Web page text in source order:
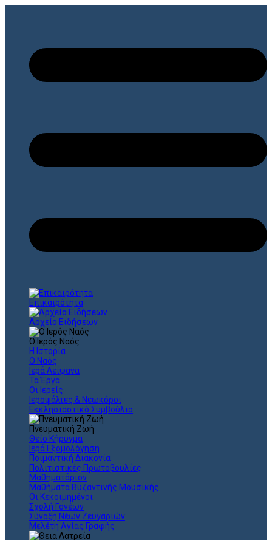
Επικαιρότητα
Αρχείο Ειδήσεων
Ο Ιερός Ναός
Η Ιστορία
Ο Ναός
Ιερά Λείψανα
Τα Έργα
Οι Ιερείς
Ιεροψάλτες & Νεωκόροι
Εκκλησιαστικό Συμβούλιο
Πνευματική Ζωή
Θείο Κήρυγμα
Ιερά Εξομολόγηση
Ποιμαντική Διακονία
Πολιτιστικές Πρωτοβουλίες
Μαθηματάριον
Μαθήματα Βυζαντινής Μουσικής
Οι Κεκοιμημένοι
Σχολή Γονέων
Σύναξη Νέων Ζευγαριών
Μελέτη Αγίας Γραφής